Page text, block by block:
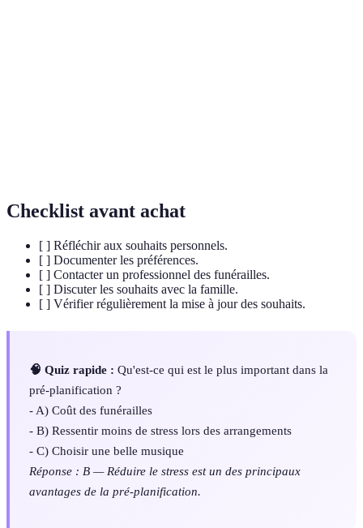
Checklist avant achat
[ ] Réfléchir aux souhaits personnels.
[ ] Documenter les préférences.
[ ] Contacter un professionnel des funérailles.
[ ] Discuter les souhaits avec la famille.
[ ] Vérifier régulièrement la mise à jour des souhaits.
🧠 Quiz rapide : Qu'est-ce qui est le plus important dans la
pré-planification ?
- A) Coût des funérailles
- B) Ressentir moins de stress lors des arrangements
- C) Choisir une belle musique
Réponse : B — Réduire le stress est un des principaux
avantages de la pré-planification.